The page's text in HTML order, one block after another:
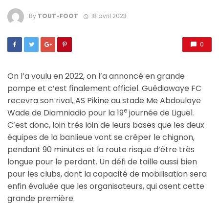
By TOUT-FOOT 18 avril 2023
0
On l’a voulu en 2022, on l’a annoncé en grande
pompe et c’est finalement officiel. Guédiawaye FC
recevra son rival, AS Pikine au stade Me Abdoulaye
Wade de Diamniadio pour la 19e journée de Ligue1.
C’est donc, loin très loin de leurs bases que les deux
équipes de la banlieue vont se crêper le chignon,
pendant 90 minutes et la route risque d’être très
longue pour le perdant. Un défi de taille aussi bien
pour les clubs, dont la capacité de mobilisation sera
enfin évaluée que les organisateurs, qui osent cette
grande première.